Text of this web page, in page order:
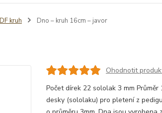
kruh Dno – kruh 16cm – javor
Ohodnotit
Počet dírek 22 sololak 3 mm
desky (sololaku) pro pletení z